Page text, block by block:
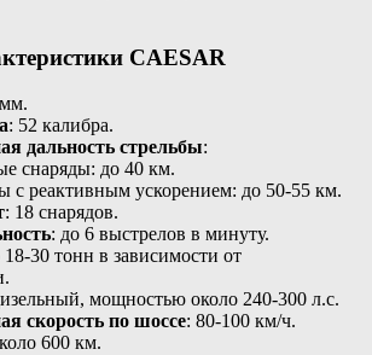
CAESAR
: 52 калибра.
дальность стрельбы:
снаряды: до 40 км.
с реактивным ускорением: до 50-55 км.
: 18 снарядов.
: до 6 выстрелов в минуту.
18-30 тонн в зависимости от
мощностью около 240-300 л.с.
скорость по шоссе: 80-100 км/ч.
600 км.